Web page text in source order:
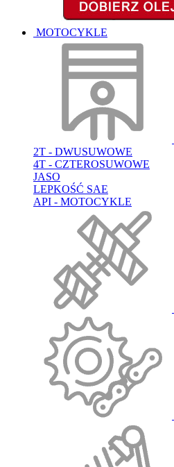
MOTOCYKLE
2T - DWUSUWOWE
4T - CZTEROSUWOWE
JASO
LEPKOŚĆ SAE
API - MOTOCYKLE